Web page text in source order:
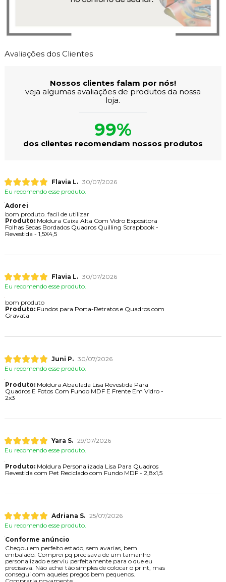
Avaliações dos Clientes
Nossos clientes falam por nós!
veja algumas avaliações de produtos da nossa
loja.
99%
dos clientes recomendam nossos produtos
Flavia L. 30/07/2026
Eu recomendo esse produto.
Adorei
bom produto. facil de utilizar
Produto:Moldura Caixa Alta Com Vidro Expositora
Folhas Secas Bordados Quadros Quilling Scrapbook -
Revestida - 1,5X4,5
Flavia L. 30/07/2026
Eu recomendo esse produto.
bom produto
Produto:Fundos para Porta-Retratos e Quadros com
Gravata
Juni P. 30/07/2026
Eu recomendo esse produto.
Produto:Moldura Abaulada Lisa Revestida Para
Quadros E Fotos Com Fundo MDF E Frente Em Vidro -
2x3
Yara S. 29/07/2026
Eu recomendo esse produto.
Produto:Moldura Personalizada Lisa Para Quadros
Revestida com Pet Reciclado com Fundo MDF - 2,8x1,5
Adriana S. 25/07/2026
Eu recomendo esse produto.
Conforme anúncio
Chegou em perfeito estado, sem avarias, bem
embalado. Comprei pq precisava de um tamanho
personalizado e serviu perfeitamente para o que eu
precisava. Não achei tão simples de colocar o print, mas
consegui com aqueles pregos bem pequenos.